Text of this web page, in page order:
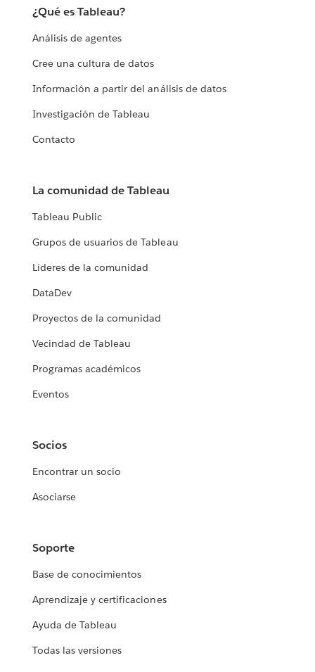
¿Qué es Tableau?
Análisis de agentes
Cree una cultura de datos
Información a partir del análisis de datos
Investigación de Tableau
Contacto
La comunidad de Tableau
Tableau Public
Grupos de usuarios de Tableau
Líderes de la comunidad
DataDev
Proyectos de la comunidad
Vecindad de Tableau
Programas académicos
Eventos
Socios
Encontrar un socio
Asociarse
Soporte
Base de conocimientos
Aprendizaje y certificaciones
Ayuda de Tableau
Todas las versiones